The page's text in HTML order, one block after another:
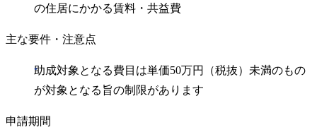
の住居にかかる賃料・共益費
主な要件・注意点
助成対象となる費目は単価50万円（税抜）未満のもの
が対象となる旨の制限があります
申請期間